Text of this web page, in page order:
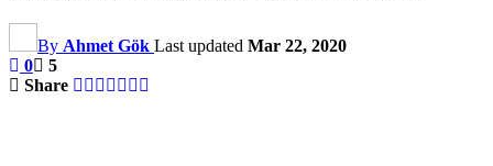
By Ahmet Gök Last updated Mar 22, 2020
0
5
Share